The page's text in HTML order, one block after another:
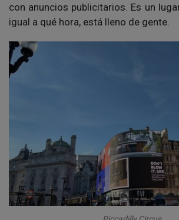
con anuncios publicitarios. Es un
igual a qué hora, está lleno de gente.